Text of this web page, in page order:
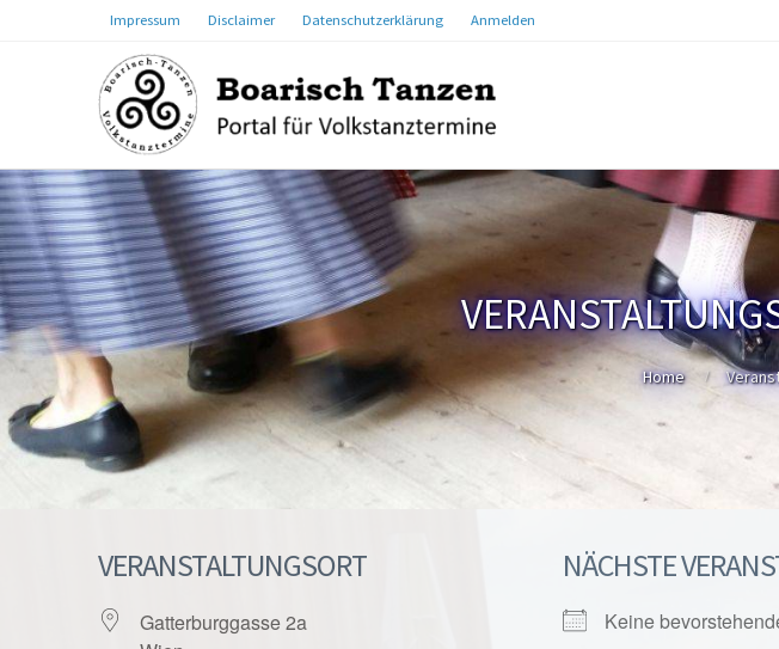
Impressum Disclaimer Datenschutzerklärung Anmelden
Home
VERANSTALTUNGSORT
Gatterburggasse 2a
NÄCHSTE
Keine